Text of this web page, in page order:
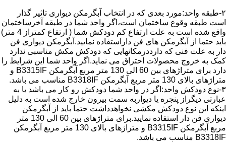
۲-طبقه واحد:مورد بعدی که در انتخاب آبگرمکن دیواری تاثیر گذار
است طبقه وقوع ساختمان است،اگر واحد شما در طبقه آخرساختمان
واقع شده است به علت ارتفاع کم دودکش شما ( ارتفاع کمتراز 4 متر)
باید حتما از آبگرمکن های فن داراستفاده نمایید.آبگرمکن دیواری فن
دار به علت فنی که دارددرمکانهایی که دودکش مکش مناسبی ندارد
کمک به خروج محصولات احتراق می نماید.اگر واحد شما این شرایط را
دارد برای متراژهای بین 60 الی 130 متر مربع آبگرمکن B3315IF و
متراژهای بالای 130 متر مربع آبگرمکن B3318IF مناسب می باشد.
۳-نوع دودکش واحد:اگر در واحد شما دودکش رو کار می باشد یا به
عبارتی دیگراز پنجره یا دیواربه سمت بیرون خارج شده است به دلیل
اینکه این نوع دودکش مکشی نخواهدداشت حتما باید از آبگرمکن
دیواری فن دار استفاده نمایید.برای متراژهای بین 60 الی 130 متر
مربع آبگرمکن B3315IF و متراژهای بالای 130 متر مربع آبگرمکن
B3318IF مناسب می باشد.